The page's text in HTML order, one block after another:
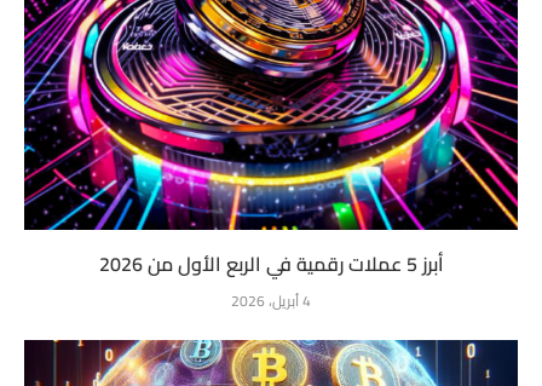
أبرز 5 عملات رقمية في الربع الأول من 2026
4 أبريل، 2026